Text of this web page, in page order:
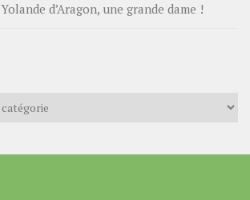
Yolande d’Aragon, une grande dame !